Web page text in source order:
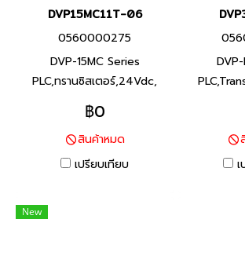
DVP15MC11T-06
0560000275
DVP-15MC Series
PLC,ทรานซิสเตอร์,24Vdc,
Product P/N: DVP15MC11T-
06 I/O Points 16/8,
Program Capacity 20M,
Built-in RS-232, RS-485
แบรนด์ เดลต้า สินค้าแบรนด์
฿0
สินค้าหมด
เปรียบเทียบ
steps,
New